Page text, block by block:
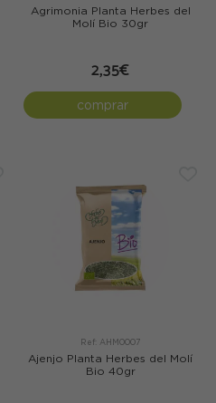
Agrimonia Planta Herbes del
Molí Bio 30gr
2,35€
comprar
Ref: AHM0007
Ajenjo Planta Herbes del Molí
Bio 40gr